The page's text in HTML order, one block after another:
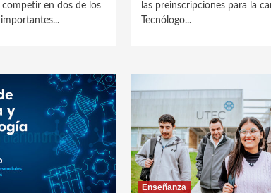
competir en dos de los
las preinscripciones para la
Tecnólogo...
Enseñanza